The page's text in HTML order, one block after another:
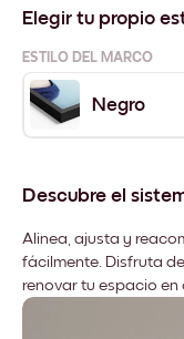
Elegir tu propio
ESTILO DEL MARCO
Negro
Descubre el
Alinea, ajusta y
fácilmente. Disfruta
renovar tu espacio en